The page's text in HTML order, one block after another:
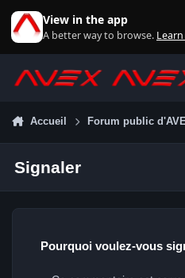
View in the app
A better way to browse.
Accueil Forum public
Signaler
Pourquoi voulez-vous